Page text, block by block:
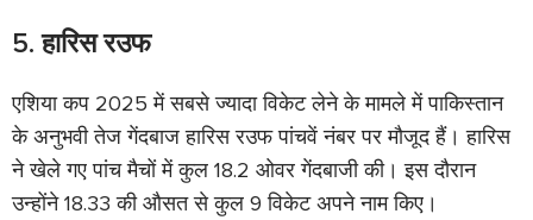
5. हारिस रउफ
एशिया कप 2025 में सबसे ज्यादा विकेट लेने के मामले में पाकिस्तान
के अनुभवी तेज गेंदबाज हारिस रउफ पांचवें नंबर पर मौजूद हैं। हारिस
ने खेले गए पांच मैचों में कुल 18.2 ओवर गेंदबाजी की। इस दौरान
उन्होंने 18.33 की औसत से कुल 9 विकेट अपने नाम किए।